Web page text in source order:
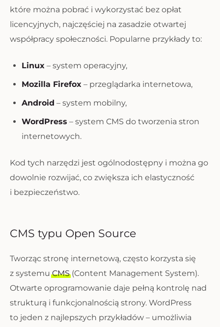
które można pobrać i wykorzystać bez opłat
licencyjnych, najczęściej na zasadzie otwartej
współpracy społeczności. Popularne przykłady to:
Linux – system operacyjny,
Mozilla Firefox – przeglądarka internetowa,
Android – system mobilny,
WordPress – system CMS do tworzenia stron
internetowych.
Kod tych narzędzi jest ogólnodostępny i można go
dowolnie rozwijać, co zwiększa ich elastyczność
i bezpieczeństwo.
CMS typu Open Source
Tworząc stronę internetową, często korzysta się
z systemuCMS(Content Management System).
Otwarte oprogramowanie daje pełną kontrolę nad
strukturą i funkcjonalnością strony. WordPress
to jeden z najlepszych przykładów – umożliwia